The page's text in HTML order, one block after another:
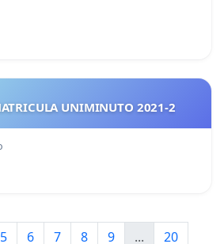
DESCUENTO MATRICULA UNIMINUTO 2021-2
5 6 7 8 9 ...
20